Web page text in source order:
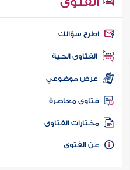
سؤالك
الفتاوى الحية
عرض موضوعي
فتاوى معاصرة
مختارات الفتاوى